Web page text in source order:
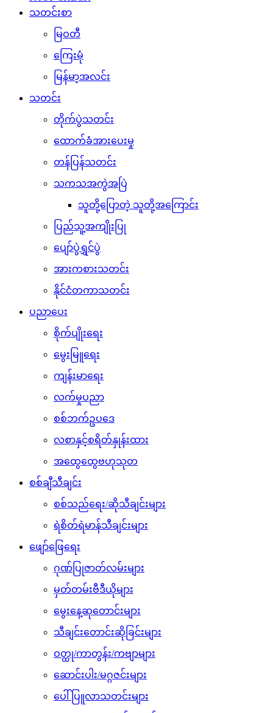
သတင်းစာ
မြဝတီ
ကြေးမုံ
မြန်မာ့အလင်း
သတင်း
တိုက်ပွဲသတင်း
ထောက်ခံအားပေးမှု
တန်ပြန်သတင်း
သကသအကွဲအပြဲ
သူတို့ပြောတဲ့ သူတို့အကြောင်း
ပြည်သူ့အကျိုးပြု
ပျော်ပွဲရွှင်ပွဲ
အားကစားသတင်း
နိုင်ငံတကာသတင်း
ပညာပေး
စိုက်ပျိုးရေး
မွေးမြူရေး
ကျန်းမာရေး
လက်မှုပညာ
စစ်ဘက်ဥပဒေ
လစာနှင့်စရိတ်နှုန်းထား
အထွေထွေဗဟုသုတ
စစ်ချီသီချင်း
စစ်သည်ရေး/ဆိုသီချင်းများ
ရဲစိတ်ရဲမာန်သီချင်းများ
ဖျော်ဖြေရေး
ဂုဏ်ပြုဇာတ်လမ်းများ
မှတ်တမ်းဗီဒီယိုများ
မွေးနေ့ဆုတောင်းများ
သီချင်းတောင်းဆိုခြင်းများ
ဝတ္ထု/ကာတွန်း/ကဗျာများ
ဆောင်းပါး/မဂ္ဂဇင်းများ
ပေါ်ပြူလာသတင်းများ